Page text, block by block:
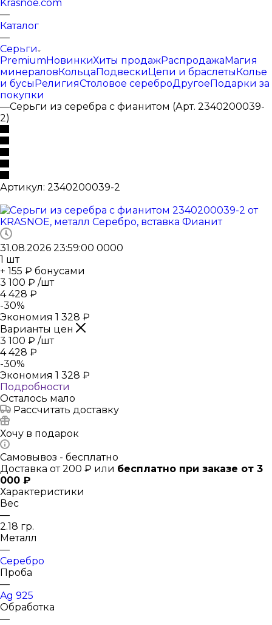
Krasnoe.com
—
Каталог
—
Серьги
PremiumНовинкиХиты продажРаспродажаМагия
минераловКольцаПодвескиЦепи и браслетыКолье
и бусыРелигияСтоловое сереброДругоеПодарки за
покупки
—Серьги из серебра с фианитом (Арт. 2340200039-
2)
Артикул: 2340200039-2
31.08.2026 23:59:00 0000
1 шт
+ 155 ₽ бонусами
3 100 ₽ /шт
4 428 ₽
-30%
Экономия 1 328 ₽
Варианты цен
3 100 ₽ /шт
4 428 ₽
-30%
Экономия 1 328 ₽
Подробности
Осталось мало
Рассчитать доставку
Хочу в подарок
Самовывоз - бесплатно
Доставка от 200 ₽ или бесплатно при заказе от 3
000 ₽
Характеристики
Вес
—
2.18 гр.
Металл
—
Серебро
Проба
—
Ag 925
Обработка
—